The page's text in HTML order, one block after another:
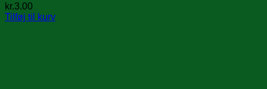
kr.3.00
Tilføj til kurv